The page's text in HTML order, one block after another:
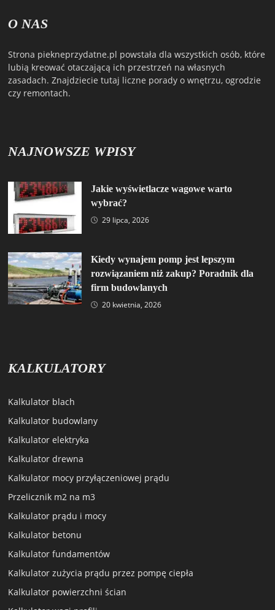
O NAS
Strona piekneprzydatne.pl powstała dla wszystkich osób, które
lubią kreować otaczającą ich przestrzeń na własnych
zasadach. Znajdziecie tutaj liczne porady o wnętrzu, ogrodzie
czy remontach.
NAJNOWSZE WPISY
Jakie wyświetlacze wagowe warto
wybrać?
29 lipca, 2026
Kiedy wynajem pomp jest lepszym
rozwiązaniem niż zakup? Poradnik dla
firm budowlanych
20 kwietnia, 2026
KALKULATORY
Kalkulator blach
Kalkulator budowlany
Kalkulator elektryka
Kalkulator drewna
Kalkulator mocy przyłączeniowej prądu
Przelicznik m2 na m3
Kalkulator prądu i mocy
Kalkulator betonu
Kalkulator fundamentów
Kalkulator zużycia prądu przez pompę ciepła
Kalkulator powierzchni ścian